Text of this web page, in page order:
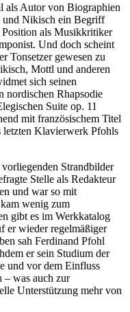
als Autor von Biographien
und Nikisch ein Begriff
als Musikkritiker
Und doch scheint
Tonsetzer gewesen zu
Mottl und anderen
sich seinen
nordischen Rhapsodie
Suite op. 11
mit französischem Titel
letzten Klavierwerk Pfohls
Strandbilder
Stelle als Redakteur
und war so mit
wenig zum
gibt es im Werkkatalog
er wieder regelmäßiger
sah Ferdinand Pfohl
er sein Studium der
und vor dem Einfluss
– was auch zur
Unterstützung mehr von